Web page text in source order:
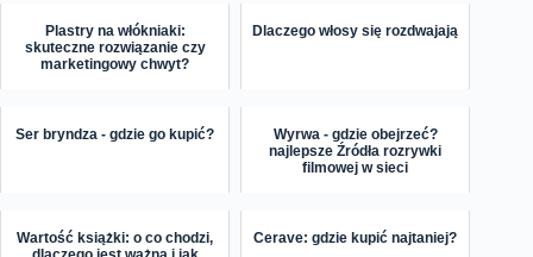
Plastry na włókniaki:
skuteczne rozwiązanie czy
marketingowy chwyt?
Dlaczego włosy się rozdwajają
Ser bryndza - gdzie go kupić?
Wyrwa - gdzie obejrzeć?
najlepsze Źródła rozrywki
filmowej w sieci
Wartość książki: o co chodzi,
Cerave: gdzie kupić najtaniej?